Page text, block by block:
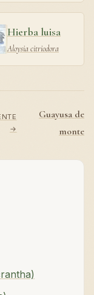
Hierba luisa
Aloysia citriodora
→
Guayusa de
monte